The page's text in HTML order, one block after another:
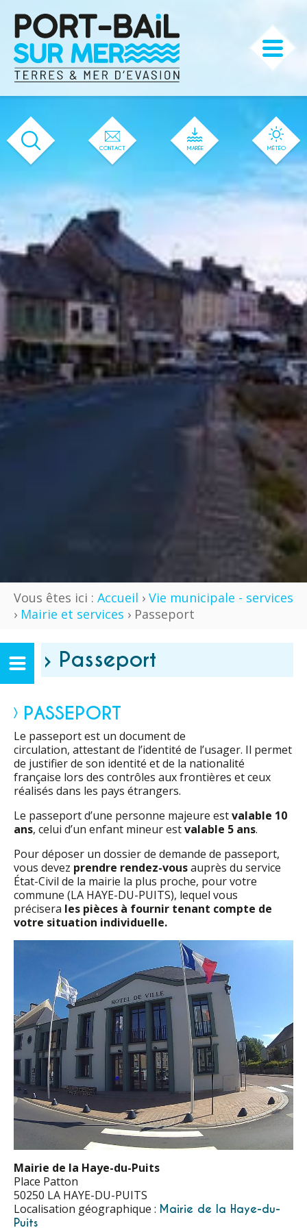
CONTACT MARÉE MÉTÉO
Vous êtes ici : Accueil › Vie municipale - services
› Mairie et services › Passeport
› Passeport
PASSEPORT
Le passeport est un document de
circulation, attestant de l’identité de l’usager. Il permet
de justifier de son identité et de la nationalité
française lors des contrôles aux frontières et ceux
réalisés dans les pays étrangers.
Le passeport d’une personne majeure estvalable 10
ans, celui d’un enfant mineur estvalable 5 ans.
Pour déposer un dossier de demande de passeport,
vous devez prendre rendez-vousauprès du service
État-Civil de la mairie la plus proche, pour votre
commune (LA HAYE-DU-PUITS), lequel vous
précisera les pièces à fournir tenant compte de
votre situation individuelle.
Mairie de la Haye-du-Puits
Place Patton
50250 LA HAYE-DU-PUITS
Localisation géographique : Mairie de la Haye-du-
Puits